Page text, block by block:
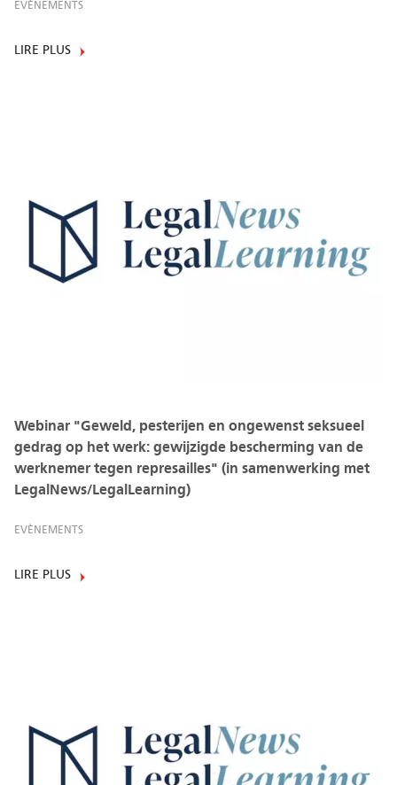
EVÈNEMENTS
LIRE PLUS
Webinar "Geweld, pesterijen en ongewenst seksueel
gedrag op het werk: gewijzigde bescherming van de
werknemer tegen represailles" (in samenwerking met
LegalNews/LegalLearning)
EVÈNEMENTS
LIRE PLUS